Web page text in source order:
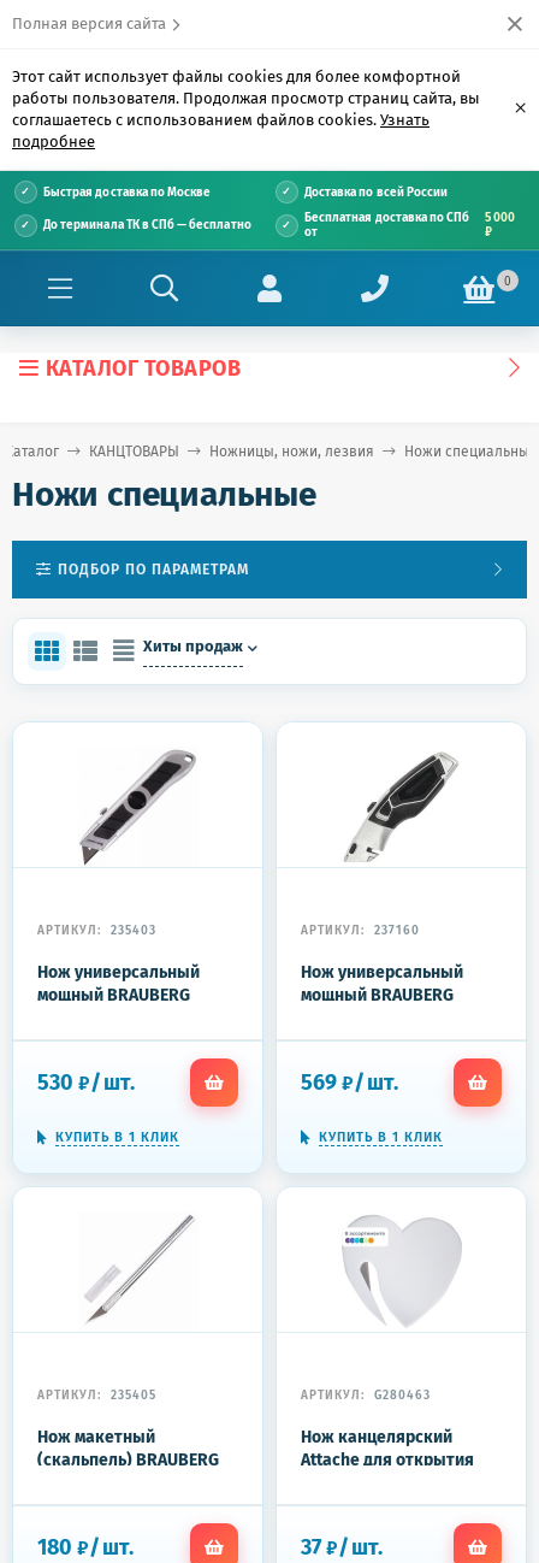
Полная версия сайта
Этот сайт использует файлы cookies для более комфортной
работы пользователя. Продолжая просмотр страниц сайта, вы
соглашаетесь с использованием файлов cookies. Узнать
подробнее
×
Быстрая доставка по Москве Доставка по всей России
До терминала ТК в СПб — бесплатно
Бесплатная доставка по СПб
от
5 000
₽
0
КАТАЛОГ ТОВАРОВ
Каталог КАНЦТОВАРЫ Ножницы, ножи, лезвия Ножи специальные
Ножи специальные
ПОДБОР ПО ПАРАМЕТРАМ
Хиты продаж
АРТИКУЛ: 235403
Нож универсальный
мощный BRAUBERG
комплекте, фиксатор,
530 ₽/шт.
КУПИТЬ В 1 КЛИК
АРТИКУЛ: 237160
Нож универсальный
мощный BRAUBERG
комплекте,
автофиксатор, металл,
237160
569 ₽/шт.
КУПИТЬ В 1 КЛИК
АРТИКУЛ: 235405
Нож макетный
(скальпель) BRAUBERG
комплекте,
металлический корпус,
блистер, 235405
180 ₽/шт.
АРТИКУЛ: G280463
Нож канцелярский
Attache для открытия
лезвия 5 мм)
37 ₽/шт.